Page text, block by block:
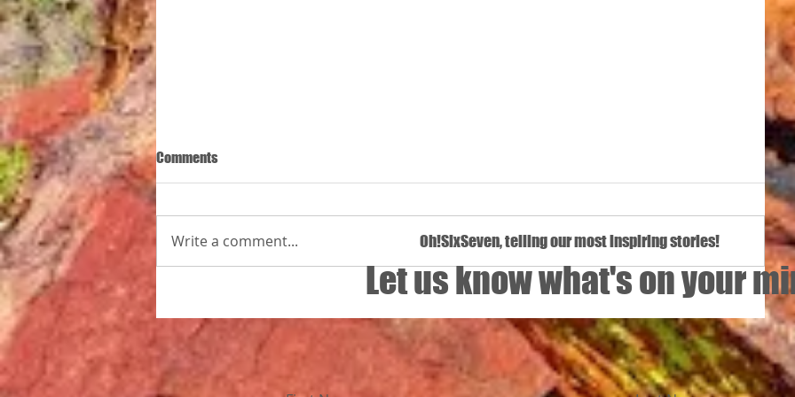
26 Jaar vir minderbevoorregte kinders
Oh!SixSeven Sport Stars
Comments
Write a comment... Oh!SixSeven, telling our most inspiring stories!
Let us know what's on your